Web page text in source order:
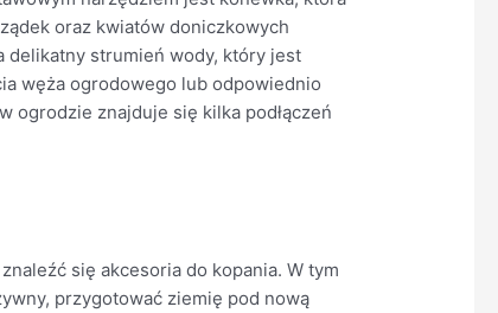
oraz kwiatów doniczkowych
delikatny strumień wody, który jest
węża ogrodowego lub odpowiednio
ogrodzie znajduje się kilka podłączeń
się akcesoria do kopania. W tym
przygotować ziemię pod nową